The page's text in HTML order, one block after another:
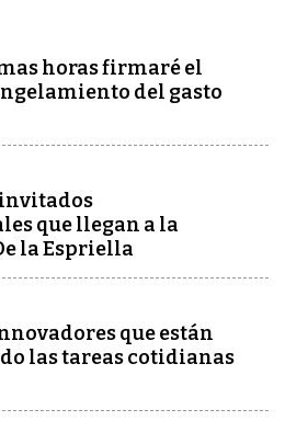
horas firmaré el
del gasto
invitados
que llegan a la
la Espriella
que están
las tareas cotidianas